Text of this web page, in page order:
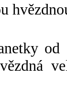
od